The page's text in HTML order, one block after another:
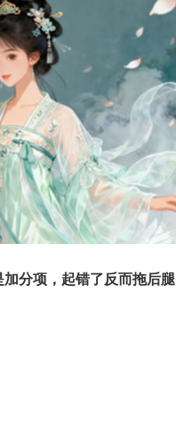
加分项，起错了反而拖后腿